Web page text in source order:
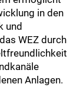
in den
und
WEZ durch
Anlagen.